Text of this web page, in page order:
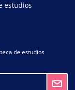
estudios
de estudios